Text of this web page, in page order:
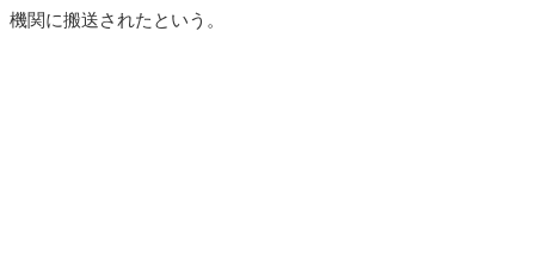
機関に搬送されたという。